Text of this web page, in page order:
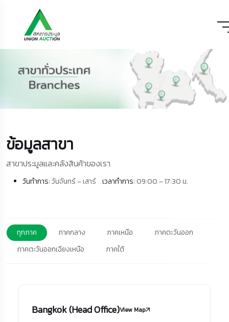
ข้อมูลสาขา
สาขาประมูลและคลังสินค้าของเรา
วันทำการ: ​วันจันทร์ – เสาร์​ เวลาทำการ: 09:00 – 17:30 น.
ทุกภาค ภาคกลาง ภาคเหนือ
ภาคตะวันออก
ภาคตะวันออกเฉียงเหนือ
ภาคใต้
Bangkok (Head Office)View Map